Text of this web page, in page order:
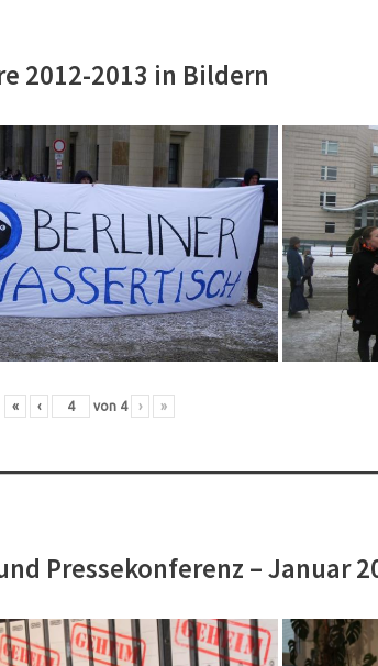
2012-2013 in Bildern
« ‹ von 4 › »
Pressekonferenz – Januar